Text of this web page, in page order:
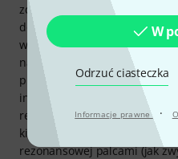
W
Odrzuć ciasteczka
Informacje prawne ·
zdarza, że werbel w takim
dobry. Plastikowe podkładki
wydają się trochę tandetne.
naciągu i lugi bębna
pręty naciągu membrany
innej odległości od krawędzi
rezonansowej. To samo w
kiedy próbujesz dokręcić
rezonansowej palcami (jak